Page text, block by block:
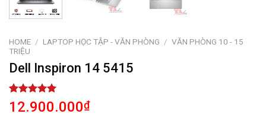
HOME / LAPTOP HỌC TẬP - VĂN PHÒNG / VĂN PHÒNG 10 - 15
TRIỆU
Dell Inspiron 14 5415
Rated5.00
out of 5
1
12.900.000₫